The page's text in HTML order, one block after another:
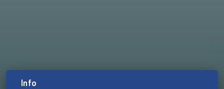
Info